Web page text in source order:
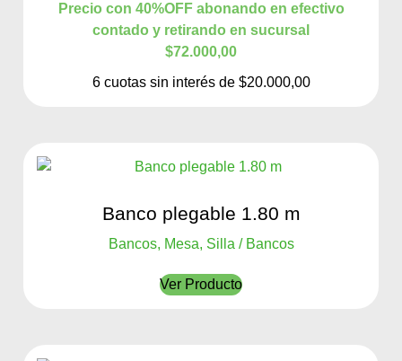
Precio con 40%OFF abonando en efectivo
contado y retirando en sucursal
$72.000,00
6 cuotas sin interés de $20.000,00
Banco plegable 1.80 m
Bancos, Mesa, Silla / Bancos
Ver Producto